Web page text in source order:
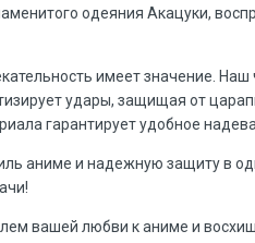
одеяния Акацуки,
имеет значение.
удары, защищая от
гарантирует удобное
аниме и надежную защиту в
вашей любви к аниме и